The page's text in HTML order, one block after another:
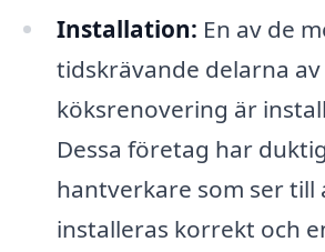
Installation: En av de
tidskrävande delarna av
köksrenovering är
Dessa företag har
hantverkare som ser till
installeras korrekt och